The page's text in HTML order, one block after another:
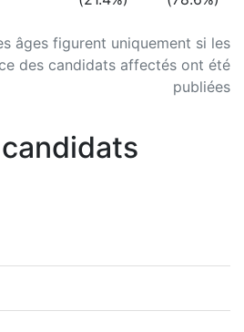
âges figurent uniquement si les
des candidats affectés ont été
publiées